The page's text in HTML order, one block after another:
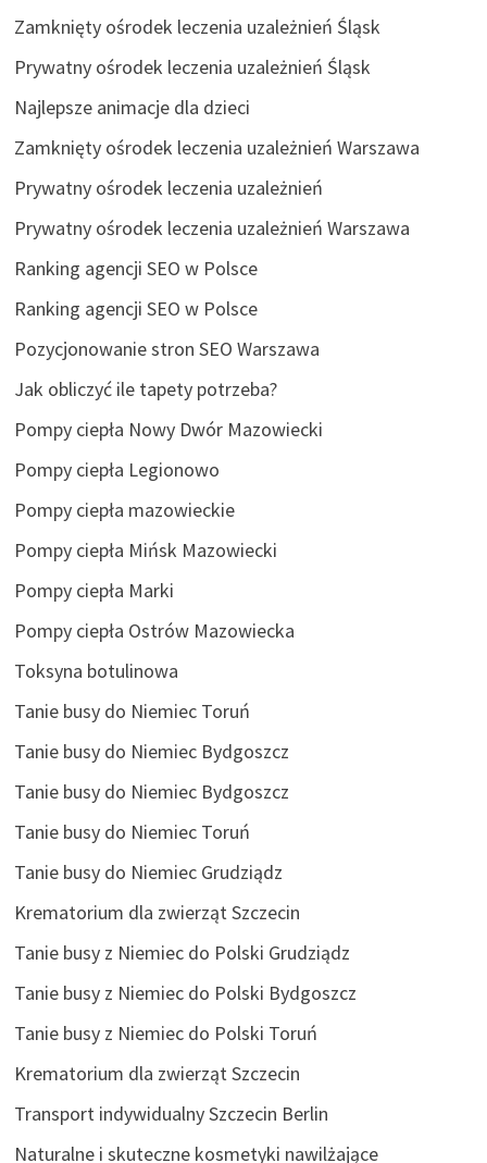
Zamknięty ośrodek leczenia uzależnień Śląsk
Prywatny ośrodek leczenia uzależnień Śląsk
Najlepsze animacje dla dzieci
Zamknięty ośrodek leczenia uzależnień Warszawa
Prywatny ośrodek leczenia uzależnień
Prywatny ośrodek leczenia uzależnień Warszawa
Ranking agencji SEO w Polsce
Ranking agencji SEO w Polsce
Pozycjonowanie stron SEO Warszawa
Jak obliczyć ile tapety potrzeba?
Pompy ciepła Nowy Dwór Mazowiecki
Pompy ciepła Legionowo
Pompy ciepła mazowieckie
Pompy ciepła Mińsk Mazowiecki
Pompy ciepła Marki
Pompy ciepła Ostrów Mazowiecka
Toksyna botulinowa
Tanie busy do Niemiec Toruń
Tanie busy do Niemiec Bydgoszcz
Tanie busy do Niemiec Bydgoszcz
Tanie busy do Niemiec Toruń
Tanie busy do Niemiec Grudziądz
Krematorium dla zwierząt Szczecin
Tanie busy z Niemiec do Polski Grudziądz
Tanie busy z Niemiec do Polski Bydgoszcz
Tanie busy z Niemiec do Polski Toruń
Krematorium dla zwierząt Szczecin
Transport indywidualny Szczecin Berlin
Naturalne i skuteczne kosmetyki nawilżające